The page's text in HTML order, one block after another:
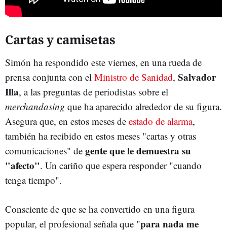
Cartas y camisetas
Simón ha respondido este viernes, en una rueda de
prensa conjunta con el Ministro de Sanidad, Salvador
Illa, a las preguntas de periodistas sobre el
merchandasing que ha aparecido alrededor de su figura.
Asegura que, en estos meses de estado de alarma,
también ha recibido en estos meses "cartas y otras
comunicaciones" de gente que le demuestra su
"afecto". Un cariño que espera responder "cuando
tenga tiempo".
Consciente de que se ha convertido en una figura
popular, el profesional señala que "para nada me